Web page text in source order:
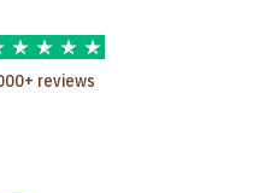
reviews